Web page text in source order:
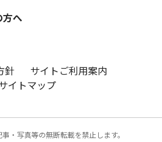
方へ
針
サイトご利用案内
イトマップ
・写真等の無断転載を禁止します。